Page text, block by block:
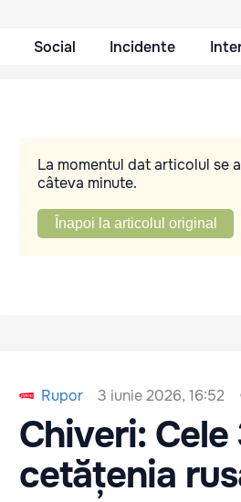
Social Incidente
La momentul dat articolul se
câteva minute.
Înapoi la articolul original
Rupor 3 iunie 2026, 16:52
Chiveri:
cetățenia